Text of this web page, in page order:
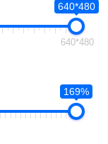
640*480
640*480
169%